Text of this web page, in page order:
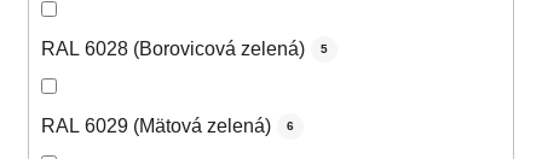
RAL 6028 (Borovicová zelená) 5
RAL 6029 (Mätová zelená) 6